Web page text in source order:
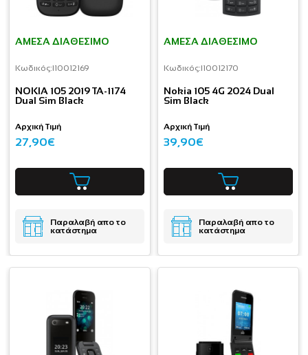
ΆΜΕΣΑ ΔΙΑΘΈΣΙΜΟ
Κωδικός:I10012169
NOKIA 105 2019 TA-1174
Dual Sim Black
Αρχική Τιμή
27,90€
Παραλαβή απο το
κατάστημα
ΆΜΕΣΑ ΔΙΑΘΈΣΙΜΟ
Κωδικός:I10012170
Nokia 105 4G 2024 Dual
Sim Black
Αρχική Τιμή
39,90€
Παραλαβή απο το
κατάστημα